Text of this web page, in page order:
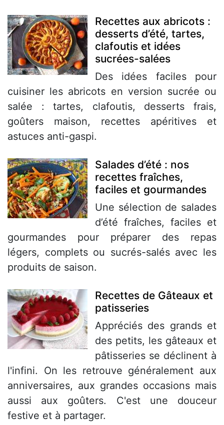
Recettes aux abricots :
desserts d’été, tartes,
clafoutis et idées
sucrées-salées
Des idées faciles pour
cuisiner les abricots en version sucrée ou
salée : tartes, clafoutis, desserts frais,
goûters maison, recettes apéritives et
astuces anti-gaspi.
Salades d’été : nos
recettes fraîches,
faciles et gourmandes
Une sélection de salades
d’été fraîches, faciles et
gourmandes pour préparer des repas
légers, complets ou sucrés-salés avec les
produits de saison.
Recettes de Gâteaux et
patisseries
Appréciés des grands et
des petits, les gâteaux et
pâtisseries se déclinent à
l'infini. On les retrouve généralement aux
anniversaires, aux grandes occasions mais
aussi aux goûters. C'est une douceur
festive et à partager.